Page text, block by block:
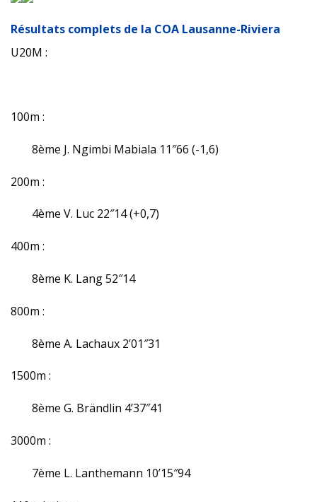
Résultats complets de la COA Lausanne-Riviera
U20M :
100m :
8ème J. Ngimbi Mabiala 11″66 (-1,6)
200m :
4ème V. Luc 22″14 (+0,7)
400m :
8ème K. Lang 52″14
800m :
8ème A. Lachaux 2’01″31
1500m :
8ème G. Brändlin 4’37″41
3000m :
7ème L. Lanthemann 10’15″94